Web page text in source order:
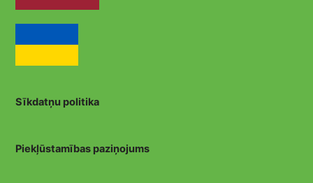
Sīkdatņu politika
Piekļūstamības paziņojums